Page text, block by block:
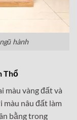
hành
Thổ
màu vàng đất và
màu nâu đất làm
bằng trong